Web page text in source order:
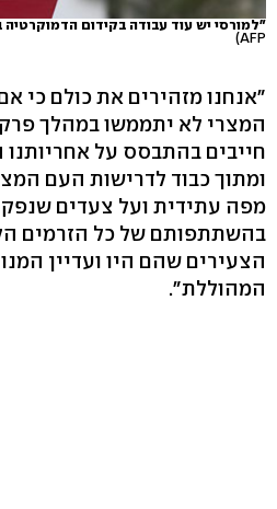
"למורסי יש עוד עבודה בקידום
AFP)
"אנחנו מזהירים את כולם כי
המצרי לא יתממשו במהלך
חייבים בהתבסס על
ומתוך כבוד לדרישות העם
מפה עתידית ועל צעדים
בהשתתפותם של כל הזרמים
הצעירים שהם היו ועדיין
המהוללת".